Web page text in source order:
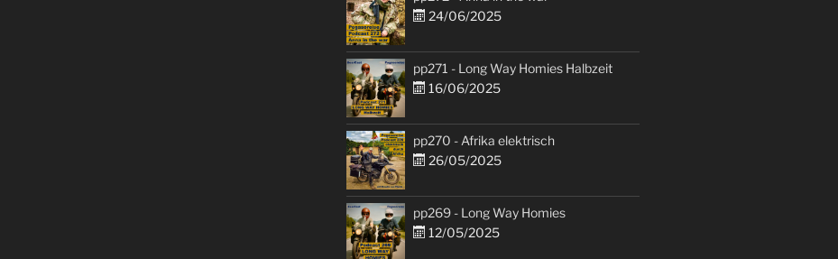
24/06/2025
pp271 - Long Way Homies Halbzeit
16/06/2025
pp270 - Afrika elektrisch
26/05/2025
pp269 - Long Way Homies
12/05/2025